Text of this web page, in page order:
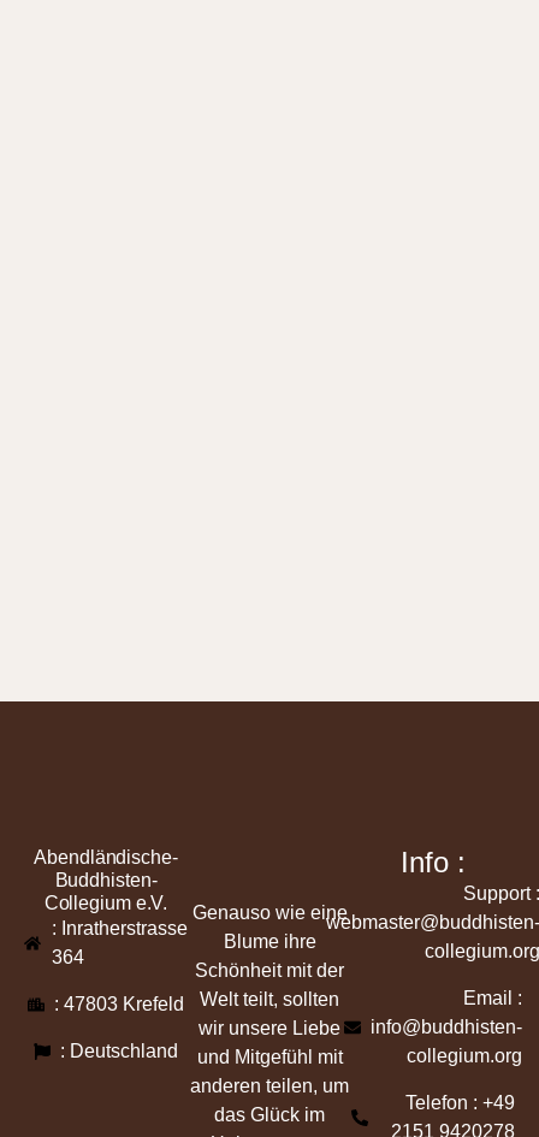
Abendländische-
Buddhisten-
Collegium e.V.
: Inratherstrasse
364
: 47803 Krefeld
: Deutschland
Genauso wie eine
Blume ihre
Schönheit mit der
Welt teilt, sollten
wir unsere Liebe
und Mitgefühl mit
anderen teilen, um
das Glück im
Info :
Support :
webmaster@buddhisten-
collegium.org
Email :
info@buddhisten-
collegium.org
Telefon : +49
2151 9420278